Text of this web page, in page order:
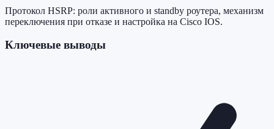
Протокол HSRP: роли активного и standby роутера, механизм
переключения при отказе и настройка на Cisco IOS.
Ключевые выводы